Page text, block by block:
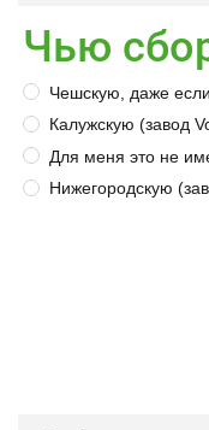
Чью
Чешскую, даже
Калужскую (завод
Для меня это не
Нижегородскую